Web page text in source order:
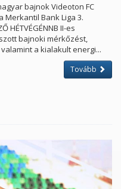
bajnok Videoton FC
Bank Liga 3.
HÉTVÉGÉNNB II-es
bajnoki mérkőzést,
a kialakult energi...
Tovább